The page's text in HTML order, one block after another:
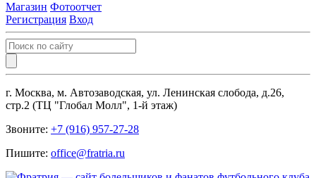
Магазин Фотоотчет
Регистрация Вход
г. Москва, м. Автозаводская, ул. Ленинская слобода, д.26,
стр.2 (ТЦ "Глобал Молл", 1-й этаж)
Звоните: +7 (916) 957-27-28
Пишите: office@fratria.ru